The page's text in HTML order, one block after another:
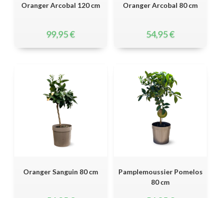
Oranger Arcobal 120 cm
99,95€
Oranger Arcobal 80 cm
54,95€
Oranger Sanguin 80 cm
Pamplemoussier Pomelos
80 cm